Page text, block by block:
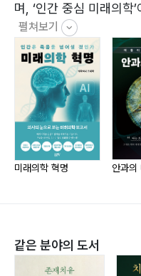
며, ‘인간 중심 미래의학
연구와 집필 활동을 병
래 의료 윤리, 장기 수
의 역할 재정립 등의 주
특히 그는 “의학의 본
일변도의 의료 패러다
치를 회복하는 미래 의
의료 현장과 학계, 산업
UCSD Shiley Eye
학생들을 가르치다가
펼쳐보기
미래의학 혁명 안과의
같은 분야의 도서